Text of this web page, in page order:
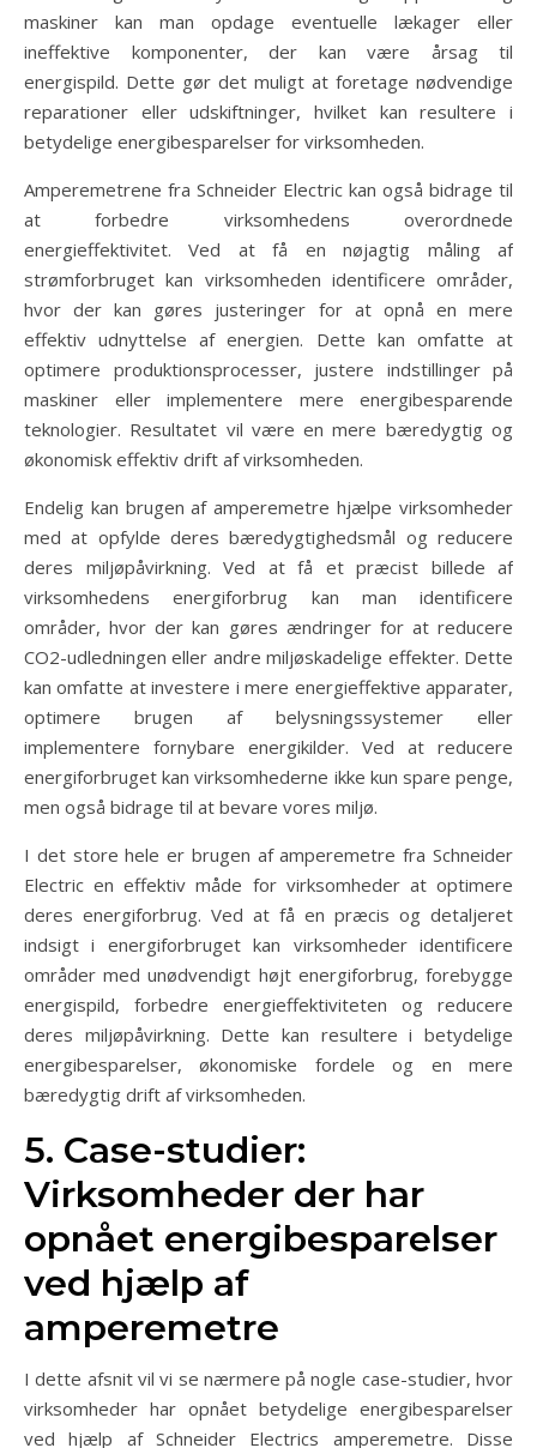
maskiner kan man opdage eventuelle lækager eller
ineffektive komponenter, der kan være årsag til
energispild. Dette gør det muligt at foretage nødvendige
reparationer eller udskiftninger, hvilket kan resultere i
betydelige energibesparelser for virksomheden.
Amperemetrene fra Schneider Electric kan også bidrage til
at forbedre virksomhedens overordnede
energieffektivitet. Ved at få en nøjagtig måling af
strømforbruget kan virksomheden identificere områder,
hvor der kan gøres justeringer for at opnå en mere
effektiv udnyttelse af energien. Dette kan omfatte at
optimere produktionsprocesser, justere indstillinger på
maskiner eller implementere mere energibesparende
teknologier. Resultatet vil være en mere bæredygtig og
økonomisk effektiv drift af virksomheden.
Endelig kan brugen af amperemetre hjælpe virksomheder
med at opfylde deres bæredygtighedsmål og reducere
deres miljøpåvirkning. Ved at få et præcist billede af
virksomhedens energiforbrug kan man identificere
områder, hvor der kan gøres ændringer for at reducere
CO2-udledningen eller andre miljøskadelige effekter. Dette
kan omfatte at investere i mere energieffektive apparater,
optimere brugen af belysningssystemer eller
implementere fornybare energikilder. Ved at reducere
energiforbruget kan virksomhederne ikke kun spare penge,
men også bidrage til at bevare vores miljø.
I det store hele er brugen af amperemetre fra Schneider
Electric en effektiv måde for virksomheder at optimere
deres energiforbrug. Ved at få en præcis og detaljeret
indsigt i energiforbruget kan virksomheder identificere
områder med unødvendigt højt energiforbrug, forebygge
energispild, forbedre energieffektiviteten og reducere
deres miljøpåvirkning. Dette kan resultere i betydelige
energibesparelser, økonomiske fordele og en mere
bæredygtig drift af virksomheden.
5. Case-studier:
Virksomheder der har
opnået energibesparelser
ved hjælp af
amperemetre
I dette afsnit vil vi se nærmere på nogle case-studier, hvor
virksomheder har opnået betydelige energibesparelser
ved hjælp af Schneider Electrics amperemetre. Disse